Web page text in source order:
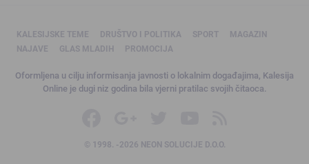
KALESIJSKE TEME DRUŠTVO I POLITIKA SPORT
MAGAZIN
NAJAVE
GLAS MLADIH PROMOCIJA
Oformljena u cilju informisanja javnosti o lokalnim događajima, Kalesija
Online je dugi niz godina bila vjerni pratilac svojih čitaoca.
© 1998. -2026 NEON SOLUCIJE D.O.O.